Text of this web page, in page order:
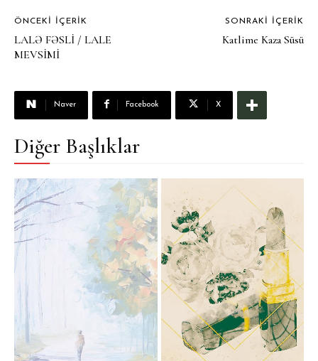
ÖNCEKI İÇERIK
LALƏ FƏSLİ / LALE
MEVSİMİ
SONRAKI İÇERIK
Katlime Kaza Süsü
Naver Facebook X
Diğer Başlıklar